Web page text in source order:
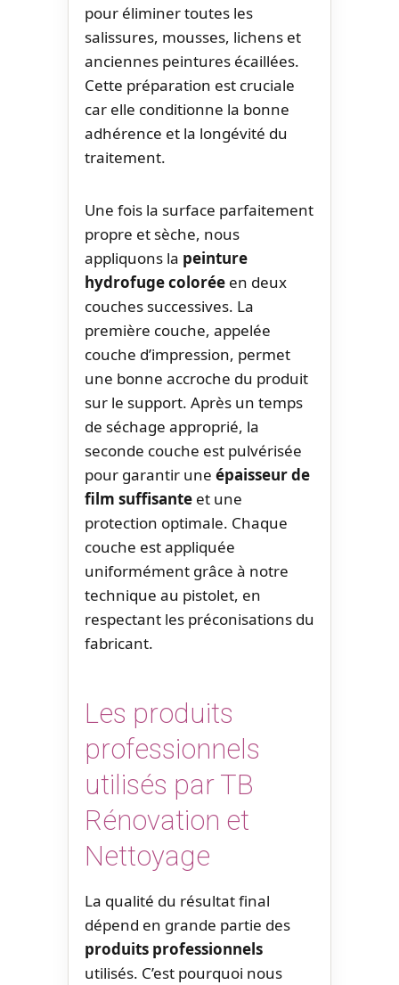
pour éliminer toutes les
salissures, mousses, lichens et
anciennes peintures écaillées.
Cette préparation est cruciale
car elle conditionne la bonne
adhérence et la longévité du
traitement.
Une fois la surface parfaitement
propre et sèche, nous
appliquons la peinture
hydrofuge colorée en deux
couches successives. La
première couche, appelée
couche d’impression, permet
une bonne accroche du produit
sur le support. Après un temps
de séchage approprié, la
seconde couche est pulvérisée
pour garantir une épaisseur de
film suffisante et une
protection optimale. Chaque
couche est appliquée
uniformément grâce à notre
technique au pistolet, en
respectant les préconisations du
fabricant.
Les produits
professionnels
utilisés par TB
Rénovation et
Nettoyage
La qualité du résultat final
dépend en grande partie des
produits professionnels
utilisés. C’est pourquoi nous